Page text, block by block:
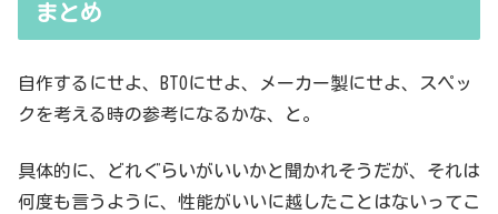
まとめ
自作するにせよ、BTOにせよ、メーカー製にせよ、スペッ
クを考える時の参考になるかな、と。
具体的に、どれぐらいがいいかと聞かれそうだが、それは
何度も言うように、性能がいいに越したことはないってこ